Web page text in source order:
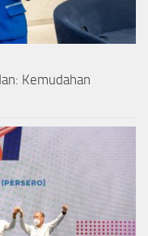
Kemudahan